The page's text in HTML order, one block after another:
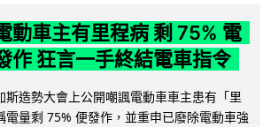
動車主有里程病 剩 75% 電
作 狂言一手終結電車指令
斯造勢大會上公開嘲諷電動車車主患有「里
電量剩 75% 便發作，並重申已廢除電動車強